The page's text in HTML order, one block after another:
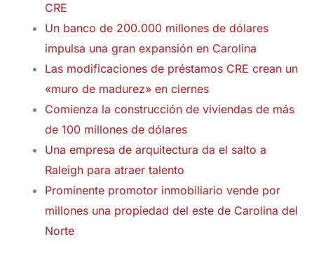
CRE
Un banco de 200.000 millones de dólares
impulsa una gran expansión en Carolina
Las modificaciones de préstamos CRE crean un
«muro de madurez» en ciernes
Comienza la construcción de viviendas de más
de 100 millones de dólares
Una empresa de arquitectura da el salto a
Raleigh para atraer talento
Prominente promotor inmobiliario vende por
millones una propiedad del este de Carolina del
Norte